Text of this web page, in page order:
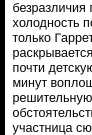
холодность
только
почти
минут
участница